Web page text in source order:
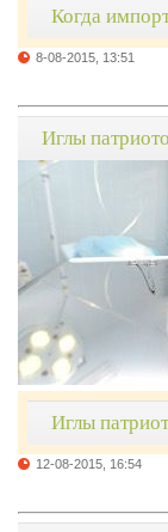
Когда
8-08-2015, 13:51
Иглы
Иглы
12-08-2015, 16:54